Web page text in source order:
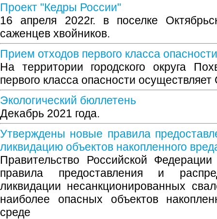
Проект "Кедры России"
16 апреля 2022г. в поселке
саженцев хвойников.
Прием отходов первого класса опасности
На территории городского округа
первого класса опасности
Экологический бюллетень
Декабрь 2021 года.
Утверждены новые правила
ликвидацию объектов накопленного
Правительство Российской
правила предоставления и
ликвидации несанкционированных
наиболее опасных объектов
среде